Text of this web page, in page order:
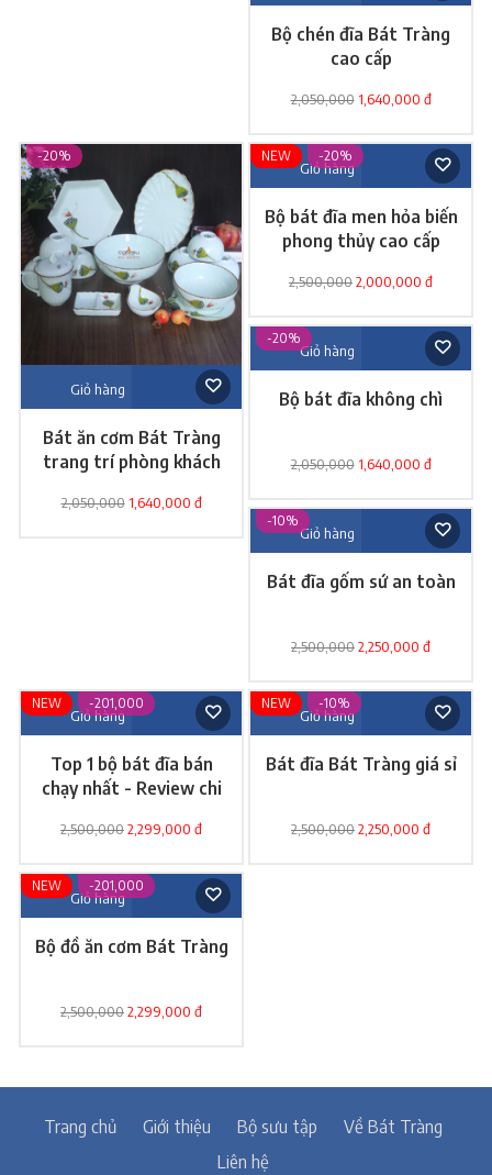
Bộ chén đĩa Bát Tràng
cao cấp
2,050,0001,640,000 đ
Giỏ hàng
-20%
Bát ăn cơm Bát Tràng
trang trí phòng khách
2,050,0001,640,000 đ
Giỏ hàng
NEW -20%
Bộ bát đĩa men hỏa biến
phong thủy cao cấp
2,500,0002,000,000 đ
Giỏ hàng
-20%
Bộ bát đĩa không chì
2,050,0001,640,000 đ
Giỏ hàng
-10%
Bát đĩa gốm sứ an toàn
2,500,0002,250,000 đ
Giỏ hàng
NEW -201,000
Top 1 bộ bát đĩa bán
chạy nhất - Review chi
2,500,0002,299,000 đ
Giỏ hàng
NEW -10%
Bát đĩa Bát Tràng giá sỉ
2,500,0002,250,000 đ
Giỏ hàng
NEW -201,000
Bộ đồ ăn cơm Bát Tràng
2,500,0002,299,000 đ
Trang chủ Giới thiệu Bộ sưu tập
Về Bát Tràng
Liên hệ